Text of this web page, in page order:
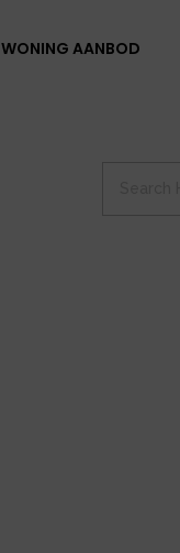
WONING AANBOD